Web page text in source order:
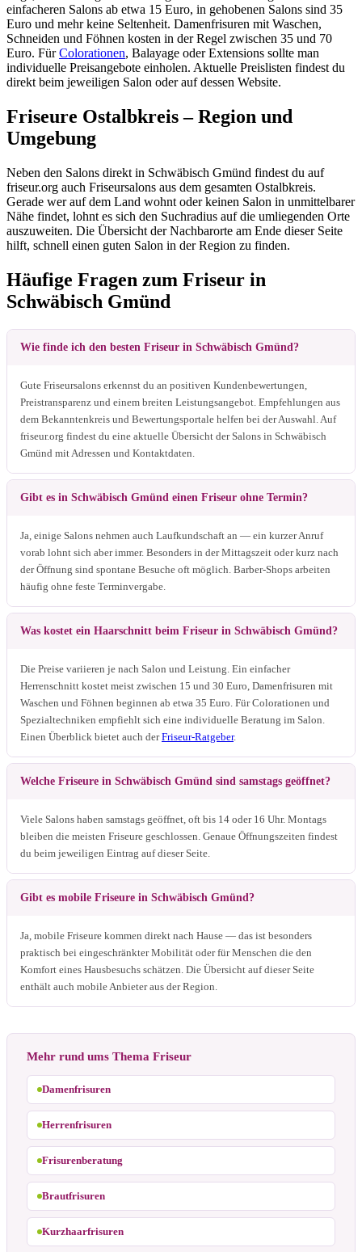
einfacheren Salons ab etwa 15 Euro, in gehobenen Salons sind 35
Euro und mehr keine Seltenheit. Damenfrisuren mit Waschen,
Schneiden und Föhnen kosten in der Regel zwischen 35 und 70
Euro. FürColorationen, Balayage oder Extensions sollte man
individuelle Preisangebote einholen. Aktuelle Preislisten findest du
direkt beim jeweiligen Salon oder auf dessen Website.
Friseure Ostalbkreis – Region und
Umgebung
Neben den Salons direkt in Schwäbisch Gmünd findest du auf
friseur.org auch Friseursalons aus dem gesamten Ostalbkreis.
Gerade wer auf dem Land wohnt oder keinen Salon in unmittelbarer
Nähe findet, lohnt es sich den Suchradius auf die umliegenden Orte
auszuweiten. Die Übersicht der Nachbarorte am Ende dieser Seite
hilft, schnell einen guten Salon in der Region zu finden.
Häufige Fragen zum Friseur in
Schwäbisch Gmünd
Wie finde ich den besten Friseur in Schwäbisch Gmünd?
Gute Friseursalons erkennst du an positiven Kundenbewertungen,
Preistransparenz und einem breiten Leistungsangebot. Empfehlungen aus
dem Bekanntenkreis und Bewertungsportale helfen bei der Auswahl. Auf
friseur.org findest du eine aktuelle Übersicht der Salons in Schwäbisch
Gmünd mit Adressen und Kontaktdaten.
Gibt es in Schwäbisch Gmünd einen Friseur ohne Termin?
Ja, einige Salons nehmen auch Laufkundschaft an — ein kurzer Anruf
vorab lohnt sich aber immer. Besonders in der Mittagszeit oder kurz nach
der Öffnung sind spontane Besuche oft möglich. Barber-Shops arbeiten
häufig ohne feste Terminvergabe.
Was kostet ein Haarschnitt beim Friseur in Schwäbisch Gmünd?
Die Preise variieren je nach Salon und Leistung. Ein einfacher
Herrenschnitt kostet meist zwischen 15 und 30 Euro, Damenfrisuren mit
Waschen und Föhnen beginnen ab etwa 35 Euro. Für Colorationen und
Spezialtechniken empfiehlt sich eine individuelle Beratung im Salon.
Einen Überblick bietet auch derFriseur-Ratgeber.
Welche Friseure in Schwäbisch Gmünd sind samstags geöffnet?
Viele Salons haben samstags geöffnet, oft bis 14 oder 16 Uhr. Montags
bleiben die meisten Friseure geschlossen. Genaue Öffnungszeiten findest
du beim jeweiligen Eintrag auf dieser Seite.
Gibt es mobile Friseure in Schwäbisch Gmünd?
Ja, mobile Friseure kommen direkt nach Hause — das ist besonders
praktisch bei eingeschränkter Mobilität oder für Menschen die den
Komfort eines Hausbesuchs schätzen. Die Übersicht auf dieser Seite
enthält auch mobile Anbieter aus der Region.
Mehr rund ums Thema Friseur
Damenfrisuren
Herrenfrisuren
Frisurenberatung
Brautfrisuren
Kurzhaarfrisuren